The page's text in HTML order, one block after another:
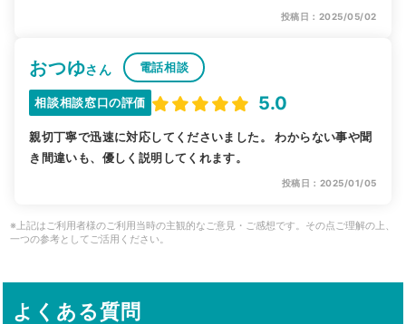
投稿日：2025/05/02
おつゆさん 電話相談
相談相談窓口の評価 5.0
親切丁寧で迅速に対応してくださいました。 わからない事や聞
き間違いも、優しく説明してくれます。
投稿日：2025/01/05
※上記はご利用者様のご利用当時の主観的なご意見・ご感想です。その点ご理解の上、
一つの参考としてご活用ください。
よくある質問